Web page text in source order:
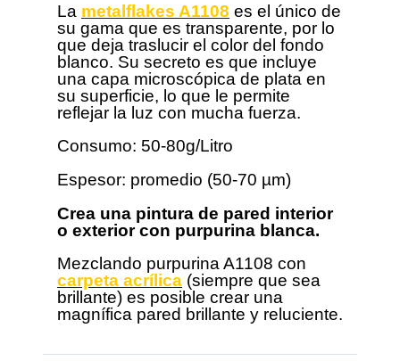
La metalflakes A1108 es el único de
su gama que es transparente, por lo
que deja traslucir el color del fondo
blanco. Su secreto es que incluye
una capa microscópica de plata en
su superficie, lo que le permite
reflejar la luz con mucha fuerza.
Consumo: 50-80g/Litro
Espesor: promedio (50-70 µm)
Crea una pintura de pared interior
o exterior con purpurina blanca.
Mezclando purpurina A1108 con
carpeta acrílica (siempre que sea
brillante) es posible crear una
magnífica pared brillante y reluciente.